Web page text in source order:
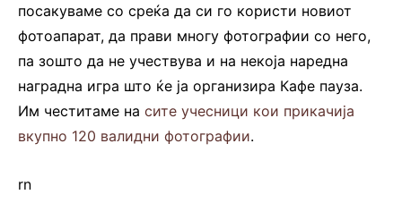
посакуваме со среќа да си го користи новиот
фотоапарат, да прави многу фотографии со него,
па зошто да не учествува и на некоја наредна
наградна игра што ќе ја организира Кафе пауза.
Им честитаме на сите учесници кои прикачија
вкупно 120 валидни фотографии.
rn